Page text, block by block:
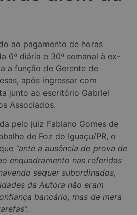
ao pagamento de horas
6ª diária e 30ª semanal à ex-
a função de Gerente de
após ingressar com
junto ao escritório Gabriel
Associados.
pelo juiz Fabiano Gomes de
de Foz do Iguaçu/PR, o
“ante a ausência de prova de
enquadramento nas referidas
sequer subordinados,
da Autora não eram
bancário, mas de mera